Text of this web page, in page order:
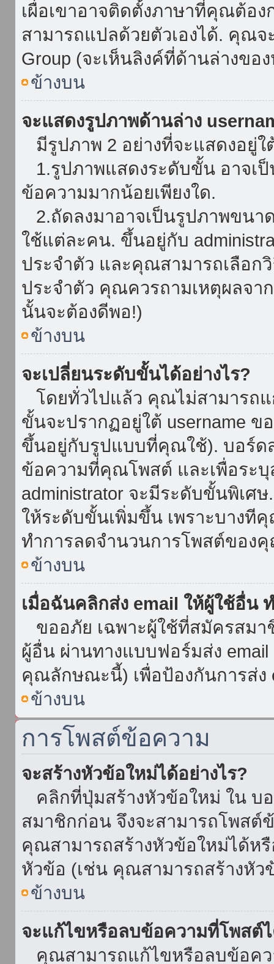
เผื่อเขาอาจติดตั้งภาษาที่คุณต้อ
สามารถแปลด้วยตัวเองได้. คุณจ
Group (จะเห็นลิงค์ที่ด้านล่างขอ
ข้างบน
จะแสดงรูปภาพด้านล่าง
มีรูปภาพ 2 อย่างที่จะแสดงอยู่ใ
1.รูปภาพแสดงระดับขั้น อาจเ
ข้อความมากน้อยเพียงใด.
2.ถัดลงมาอาจเป็นรูปภาพขนา
ใช้แต่ละคน. ขึ้นอยู่กับ
ประจำตัว และคุณสามารถเลือก
ประจำตัว คุณควรถามเหตุผลจา
นั้นจะต้องดีพอ!)
ข้างบน
จะเปลี่ยนระดับขั้นได้อย่างไร?
โดยทั่วไปแล้ว คุณไม่สามารถ
ขั้นจะปรากฏอยู่ใต้ username
ขึ้นอยู่กับรูปแบบที่คุณใช้). บอร์ด
ข้อความที่คุณโพสต์ และเพื่อระบุ
administrator จะมีระดับขั้นพิเศ
ให้ระดับขั้นเพิ่มขึ้น เพราะบางที
ทำการลดจำนวนการโพสต์ของ
ข้างบน
เมื่อฉันคลิกส่ง email ให้ผู้ใช้อื่น
ขออภัย เฉพาะผู้ใช้ที่สมัครสมา
ผู้อื่น ผ่านทางแบบฟอร์มส่ง
คุณลักษณะนี้) เพื่อป้องกันการส่ง
ข้างบน
การโพสต์ข้อความ
จะสร้างหัวข้อใหม่ได้อย่างไร?
คลิกที่ปุ่มสร้างหัวข้อใหม่ ใน บ
สมาชิกก่อน จึงจะสามารถโพส
คุณสามารถสร้างหัวข้อใหม่ได้ห
หัวข้อ (เช่น คุณสามารถสร้างหั
ข้างบน
จะแก้ไขหรือลบข้อความที่โพสต์ไ
คุณสามารถแก้ไขหรือลบข้อคว